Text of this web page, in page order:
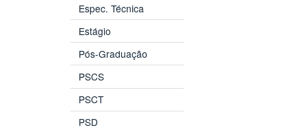
Espec. Técnica
Estágio
Pós-Graduação
PSCS
PSCT
PSD